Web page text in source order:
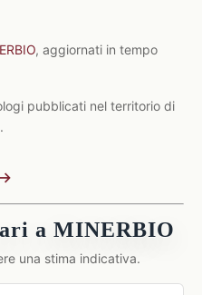
, aggiornati in tempo
pubblicati nel territorio di
a MINERBIO
una stima indicativa.